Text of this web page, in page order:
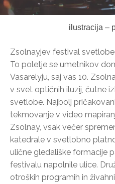
ilustracija –
Zsolnayjev festival
To poletje se umetnikov
Vasarelyju, saj vas 10.
v svet optičnih iluzij, čutne
svetlobe. Najbolj
tekmovanje v video
Zsolnay, vsak večer
katedrale v svetlobno
ulične gledališke formacije
festivalu napolnile ulice.
otroških programih in